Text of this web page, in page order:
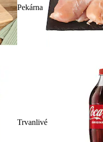
Pekárna
Trvanlivé